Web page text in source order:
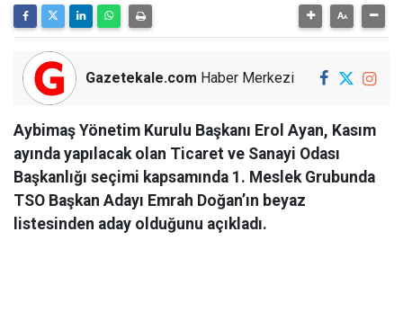
Gazetekale.com Haber Merkezi
Aybimaş Yönetim Kurulu Başkanı Erol Ayan, Kasım
ayında yapılacak olan Ticaret ve Sanayi Odası
Başkanlığı seçimi kapsamında 1. Meslek Grubunda
TSO Başkan Adayı Emrah Doğan’ın beyaz
listesinden aday olduğunu açıkladı.